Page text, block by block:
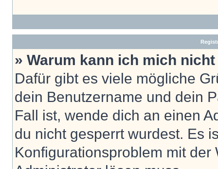
» Warum kann ich mich
Dafür gibt es viele mögliche
dein Benutzername und dein
Fall ist, wende dich an einen
du nicht gesperrt wurdest. Es
Konfigurationsproblem mit